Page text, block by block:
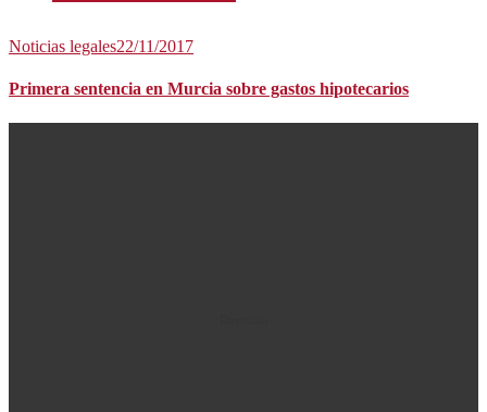
Noticias legales22/11/2017
Primera sentencia en Murcia sobre gastos hipotecarios